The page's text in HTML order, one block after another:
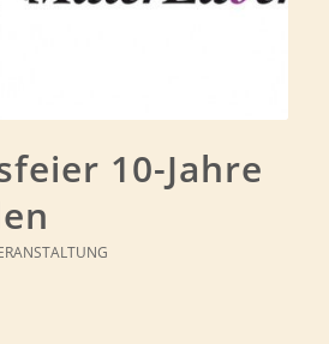
10-Jahre